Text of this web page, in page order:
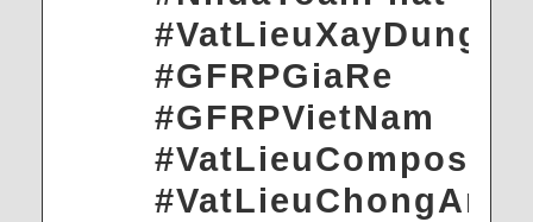
#GFRPGiaRe
#GFRPVietNam
#VatLieuComposite